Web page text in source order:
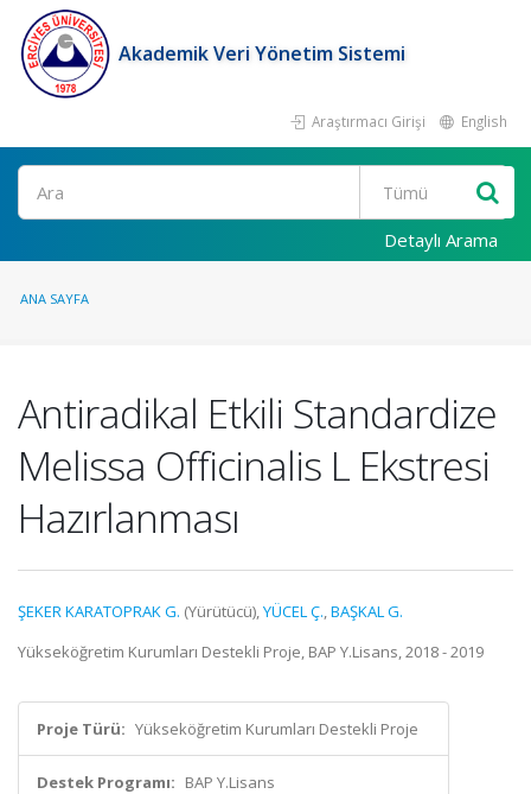
Akademik Veri Yönetim Sistemi
Araştırmacı Girişi English
Ara
Detaylı Arama
ANA SAYFA
Antiradikal Etkili Standardize
Melissa Officinalis L Ekstresi
Hazırlanması
ŞEKER KARATOPRAK G. (Yürütücü),YÜCEL Ç.,BAŞKAL G.
Yükseköğretim Kurumları Destekli Proje, BAP Y.Lisans, 2018 - 2019
Proje Türü: Yükseköğretim Kurumları Destekli Proje
Destek Programı: BAP Y.Lisans